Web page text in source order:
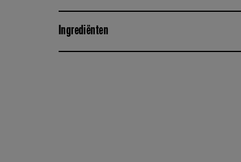
Ingrediënten